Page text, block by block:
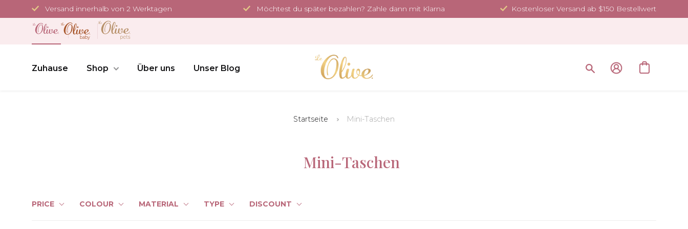
zum
Versand innerhalb von 2 Werktagen Möchtest du später bezahlen? Zahle dann mit Klarna Kostenloser Versand ab $150 Bestellwert
Zuhause Shop Über uns Unser Blog
Startseite Mini-Taschen
Mini-Taschen
PRICE COLOUR MATERIAL TYPE DISCOUNT